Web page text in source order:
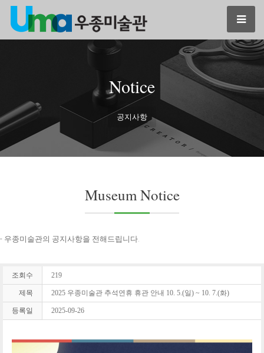
Notice
공지사항
Museum Notice
- 우종미술관의 공지사항을 전해드립니다.
조회수 219
제목 2025 우종미술관 추석연휴 휴관 안내 10. 5.(일) ~ 10. 7.(화)
등록일 2025-09-26